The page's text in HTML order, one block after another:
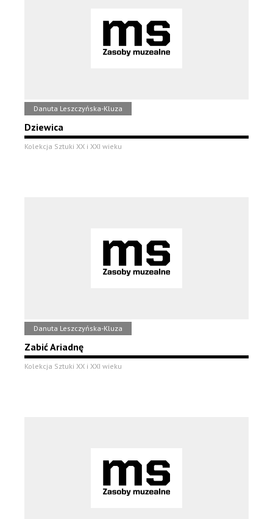
Danuta Leszczyńska-Kluza
Dziewica
Kolekcja Sztuki XX i XXI wieku
Danuta Leszczyńska-Kluza
Zabić Ariadnę
Kolekcja Sztuki XX i XXI wieku